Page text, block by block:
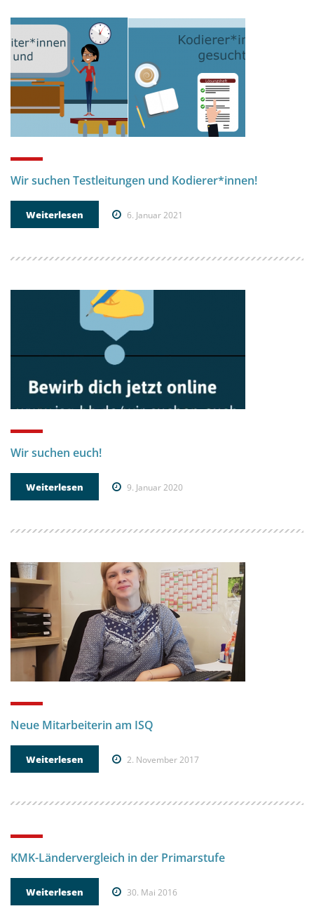
Wir suchen Testleitungen und Kodierer*innen!
Weiterlesen 6. Januar 2021
Wir suchen euch!
Weiterlesen 9. Januar 2020
Neue Mitarbeiterin am ISQ
Weiterlesen 2. November 2017
KMK-Ländervergleich in der Primarstufe
Weiterlesen 30. Mai 2016